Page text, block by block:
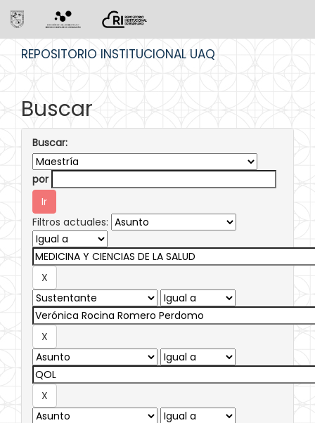
REPOSITORIO INSTITUCIONAL UAQ
Buscar
Buscar:
por
Filtros actuales: